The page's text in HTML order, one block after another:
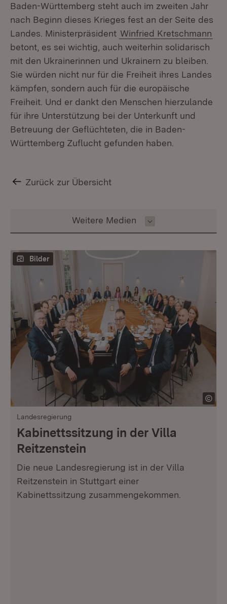
Baden-Württemberg steht auch im zweiten Jahr
nach Beginn dieses Krieges fest an der Seite des
Landes. Ministerpräsident Winfried Kretschmann
betont, es sei wichtig, auch weiterhin solidarisch
mit den Ukrainerinnen und Ukrainern zu bleiben.
Sie würden nicht nur für die Freiheit ihres Landes
kämpfen, sondern auch für die europäische
Freiheit. Und er dankt den Menschen hierzulande
für ihre Unterstützung bei der Unterkunft und
Betreuung der Geflüchteten, die in Baden-
Württemberg Zuflucht gefunden haben.
Zurück zur Übersicht
Inhalt auswählen
Weitere Medien
Bilder
Landesregierung
Kabinettssitzung in der Villa
Reitzenstein
Die neue Landesregierung ist in der Villa
Reitzenstein in Stuttgart einer
Kabinettssitzung zusammengekommen.